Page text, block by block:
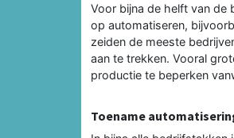
Voor bijna de helft van de
op automatiseren,
zeiden de meeste
aan te trekken. Vooral
productie te beperken
Toename